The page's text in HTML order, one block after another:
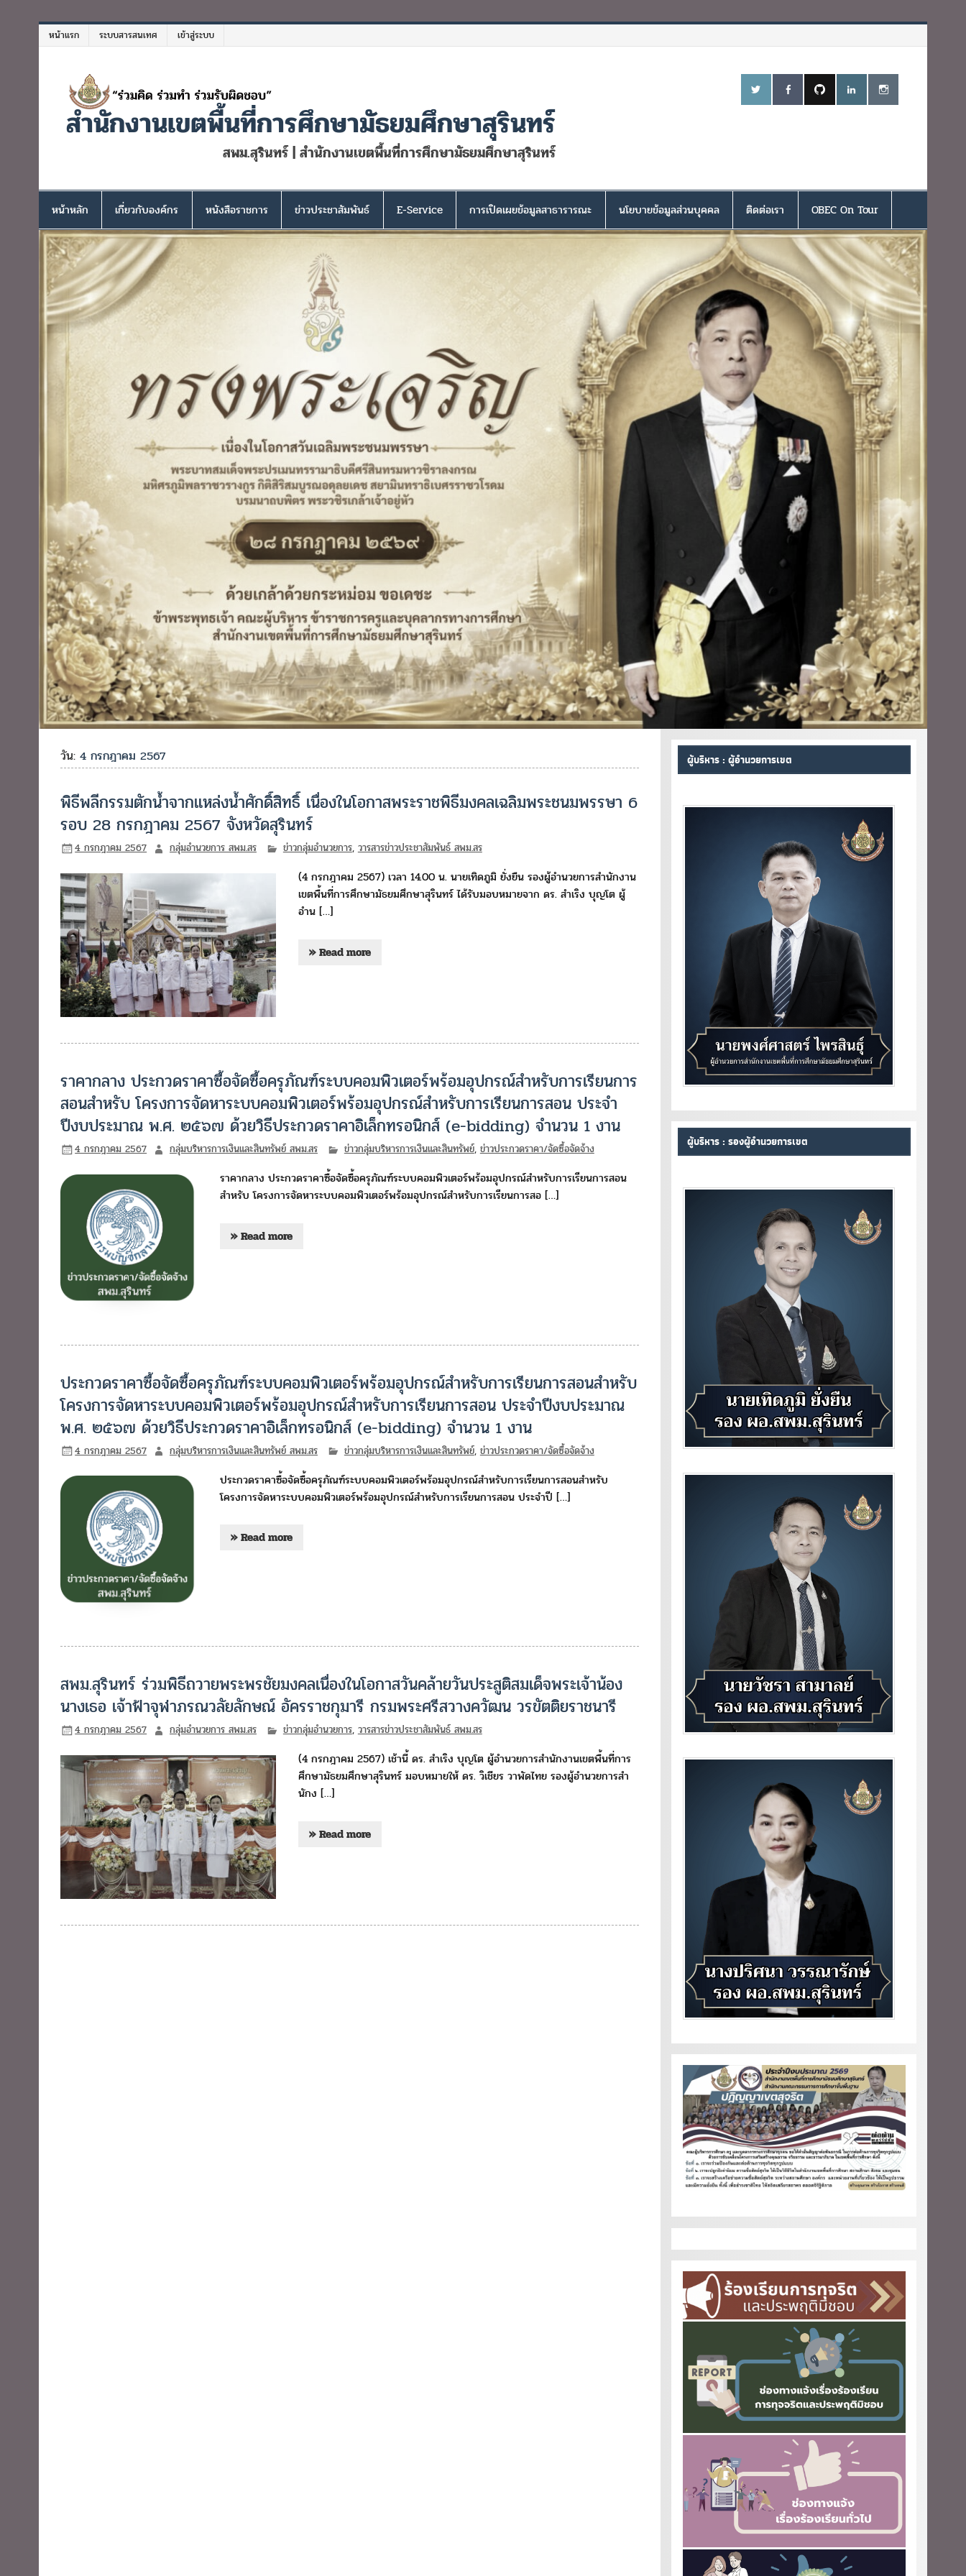
หน้าแรก ระบบสารสนเทศ เข้าสู่ระบบ
สำนักงานเขตพื้นที่การศึกษามัธยมศึกษาสุรินทร์
สพม.สุรินทร์ | สำนักงานเขตพื้นที่การศึกษามัธยมศึกษาสุรินทร์
หน้าหลัก เกี่ยวกับองค์กร หนังสือราชการ ข่าวประชาสัมพันธ์ E-Service การเปิดเผยข้อมูลสาธารารณะ นโยบายข้อมูลส่วนบุคคล ติดต่อเรา OBEC On Tour
วัน:4 กรกฎาคม 2567
พิธีพลีกรรมตักน้ำจากแหล่งน้ำศักดิ์สิทธิ์ เนื่องในโอกาสพระราชพิธีมงคลเฉลิมพระชนมพรรษา 6
รอบ 28 กรกฎาคม 2567 จังหวัดสุรินทร์
4 กรกฎาคม 2567 กลุ่มอำนวยการ สพม.สร ข่าวกลุ่มอำนวยการ, วารสารข่าวประชาสัมพันธ์ สพม.สร
(4 กรกฎาคม 2567) เวลา 14.00 น. นายเทิดภูมิ ยั่งยืน รองผู้อำนวยการสำนักงาน
เขตพื้นที่การศึกษามัธยมศึกษาสุรินทร์ ได้รับมอบหมายจาก ดร. สำเริง บุญโต ผู้
อำน […]
» Read more
ราคากลาง ประกวดราคาซื้อจัดซื้อครุภัณฑ์ระบบคอมพิวเตอร์พร้อมอุปกรณ์สำหรับการเรียนการ
สอนสำหรับ โครงการจัดหาระบบคอมพิวเตอร์พร้อมอุปกรณ์สำหรับการเรียนการสอน ประจำ
ปีงบประมาณ พ.ศ. ๒๕๖๗ ด้วยวิธีประกวดราคาอิเล็กทรอนิกส์ (e-bidding) จำนวน 1 งาน
4 กรกฎาคม 2567 กลุ่มบริหารการเงินและสินทรัพย์ สพม.สร ข่าวกลุ่มบริหารการเงินและสินทรัพย์,ข่าวประกวดราคา/จัดซื้อจัดจ้าง
ราคากลาง ประกวดราคาซื้อจัดซื้อครุภัณฑ์ระบบคอมพิวเตอร์พร้อมอุปกรณ์สำหรับการเรียนการสอน
สำหรับ โครงการจัดหาระบบคอมพิวเตอร์พร้อมอุปกรณ์สำหรับการเรียนการสอ […]
» Read more
ประกวดราคาซื้อจัดซื้อครุภัณฑ์ระบบคอมพิวเตอร์พร้อมอุปกรณ์สำหรับการเรียนการสอนสำหรับ
โครงการจัดหาระบบคอมพิวเตอร์พร้อมอุปกรณ์สำหรับการเรียนการสอน ประจำปีงบประมาณ
พ.ศ. ๒๕๖๗ ด้วยวิธีประกวดราคาอิเล็กทรอนิกส์ (e-bidding) จำนวน 1 งาน
4 กรกฎาคม 2567 กลุ่มบริหารการเงินและสินทรัพย์ สพม.สร ข่าวกลุ่มบริหารการเงินและสินทรัพย์, ข่าวประกวดราคา/จัดซื้อจัดจ้าง
ประกวดราคาซื้อจัดซื้อครุภัณฑ์ระบบคอมพิวเตอร์พร้อมอุปกรณ์สำหรับการเรียนการสอนสำหรับ
โครงการจัดหาระบบคอมพิวเตอร์พร้อมอุปกรณ์สำหรับการเรียนการสอน ประจำปี […]
» Read more
สพม.สุรินทร์ ร่วมพิธีถวายพระพรชัยมงคลเนื่องในโอกาสวันคล้ายวันประสูติสมเด็จพระเจ้าน้อง
นางเธอ เจ้าฟ้าจุฬาภรณวลัยลักษณ์ อัครราชกุมารี กรมพระศรีสวางควัฒน วรขัตติยราชนารี
4 กรกฎาคม 2567 กลุ่มอำนวยการ สพม.สร ข่าวกลุ่มอำนวยการ,วารสารข่าวประชาสัมพันธ์ สพม.สร
(4 กรกฎาคม 2567) เช้านี้ ดร. สำเริง บุญโต ผู้อำนวยการสำนักงานเขตพื้นที่การ
ศึกษามัธยมศึกษาสุรินทร์ มอบหมายให้ ดร. วิเชียร วาพัดไทย รองผู้อำนวยการสำ
นักง […]
» Read more
ผู้บริหาร : ผู้อำนวยการเขต
ผู้บริหาร : รองผู้อำนวยการเขต